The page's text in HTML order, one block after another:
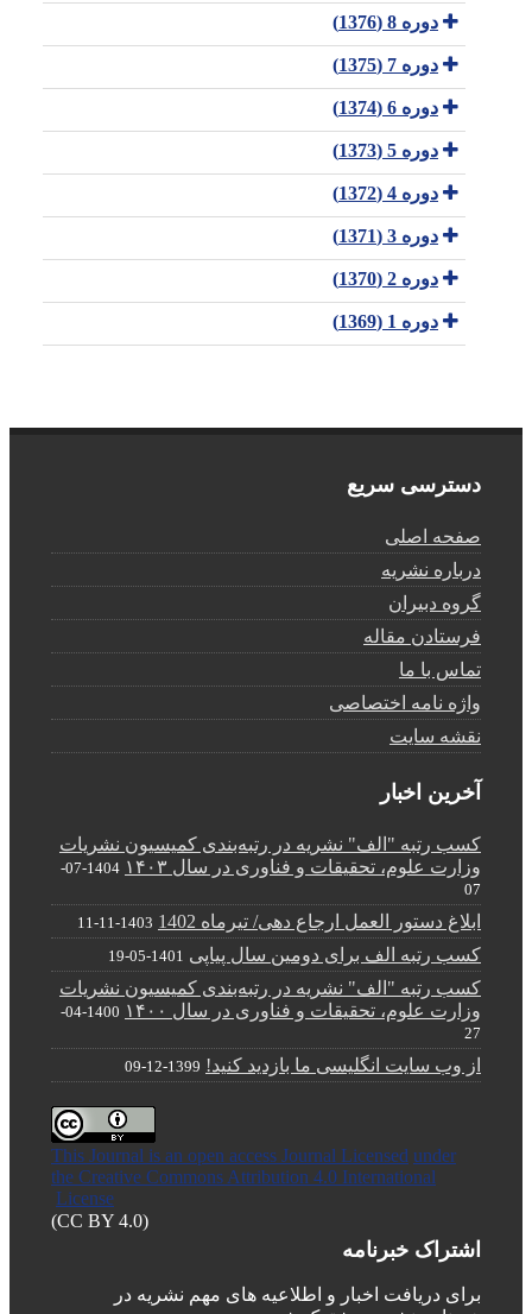
دوره 8 (1376)
دوره 7 (1375)
دوره 6 (1374)
دوره 5 (1373)
دوره 4 (1372)
دوره 3 (1371)
دوره 2 (1370)
دوره 1 (1369)
دسترسی سریع
صفحه اصلی
درباره نشریه
گروه دبیران
فرستادن مقاله
تماس با ما
واژه نامه اختصاصی
نقشه سایت
آخرین اخبار
کسب رتبه "الف" نشریه در رتبه‌بندی کمیسیون نشریات
وزارت علوم، تحقیقات و فناوری در سال ۱۴۰۳
1404-07-
07
ابلاغ دستور العمل ارجاع دهی/ تیرماه 1402 1403-11-11
کسب رتبه الف برای دومین سال پیاپی 1401-05-19
کسب رتبه "الف" نشریه در رتبه‌بندی کمیسیون نشریات
وزارت علوم، تحقیقات و فناوری در سال ۱۴۰۰
1400-04-
27
از وب سایت انگلیسی ما بازدید کنید! 1399-12-09
This Journal is an open access Journal Licensed under
the Creative Commons Attribution 4.0 International
License
(CC BY 4.0)
اشتراک خبرنامه
برای دریافت اخبار و اطلاعیه های مهم نشریه در